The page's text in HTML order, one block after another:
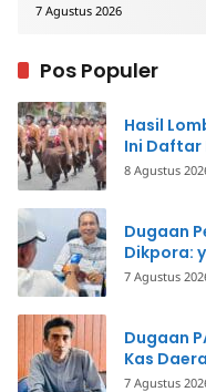
7 Agustus 2026
Pos Populer
Hasil
Ini Daftar
8 Agustus
Dugaan
Dikpora:
7 Agustus
Dugaan
Kas
Terkait
7 Agustus